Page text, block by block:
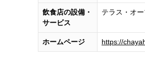
飲食店の設備・
サービス
テラス・オ
ホームページ https://